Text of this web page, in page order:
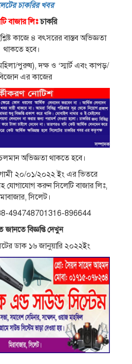
চাকরির খবর
বাজার লিঃচাকরি
কাজে ৪ বৎসরের বাস্তব অভিজ্ঞতা
থাকতে হবে।
পুরুষ), দক্ষ ও ‘স্মার্ট এবং কাপড়/
এর কাজের
অভিজ্ঞতা থাকতে হবে।
২০/০১/২০২২ ইং এর ভিতরে
যােগাযােগ করুন সিলেটি বাজার লিঃ,
সিলেট।
494748701316-896644
জানতে বিজ্ঞপ্তি দেখুন
ডাক ১৬ জানুয়ারি ২০২২ইং